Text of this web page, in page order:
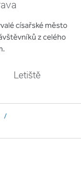
císařské město
z celého
Letiště
/